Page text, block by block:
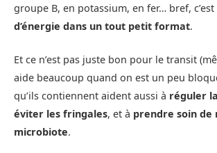
groupe B, en potassium, en fer… bref, c’est
d’énergie dans un tout petit format.
Et ce n’est pas juste bon pour le transit
aide beaucoup quand on est un peu
qu’ils contiennent aident aussi à réguler
éviter les fringales, et à prendre soin de
microbiote.